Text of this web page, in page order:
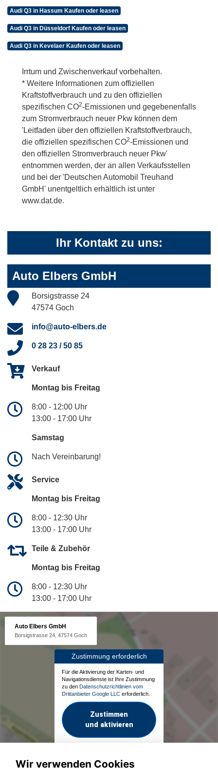
Audi Q3 in Hassum Kaufen oder leasen
Audi Q3 in Düsseldorf Kaufen oder leasen
Audi Q3 in Kevelaer Kaufen oder leasen
Irrtum und Zwischenverkauf vorbehalten.
* Weitere Informationen zum offiziellen
Kraftstoffverbrauch und zu den offiziellen
spezifischen CO2-Emissionen und gegebenenfalls
zum Stromverbrauch neuer Pkw können dem
'Leitfaden über den offiziellen Kraftstoffverbrauch,
die offiziellen spezifischen CO2-Emissionen und
den offiziellen Stromverbrauch neuer Pkw'
entnommen werden, der an allen Verkaufsstellen
und bei der 'Deutschen Automobil Treuhand
GmbH' unentgeltlich erhältlich ist unter
www.dat.de.
Ihr Kontakt zu uns:
Auto Elbers GmbH
Borsigstrasse 24
47574 Goch
info@auto-elbers.de
0 28 23 / 50 85
Verkauf
Montag bis Freitag
8:00 - 12:00 Uhr
13:00 - 17:00 Uhr
Samstag
Nach Vereinbarung!
Service
Montag bis Freitag
8:00 - 12:30 Uhr
13:00 - 17:00 Uhr
Teile & Zubehör
Montag bis Freitag
8:00 - 12:30 Uhr
13:00 - 17:00 Uhr
Auto Elbers GmbH
Borsigstrasse 24, 47574 Goch
Zustimmung erforderlich
Für die Aktivierung der Karten- und
Navigationsdienste ist Ihre Zustimmung
zu den Datenschutzrichtlinien vom
Drittanbieter Google LLC erforderlich.
Zustimmen
und aktivieren
Wir verwenden Cookies